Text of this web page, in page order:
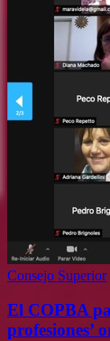
Consejo Superior
El COPBA
profesiones’